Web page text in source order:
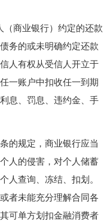
商业银行）约定的还款
务的或未明确约定还款
人有权从受信人开立于
一账户中扣收任一到期
息、罚息、违约金、手
规定，商业银行应当
人的侵害，对个人储蓄
人查询、冻结、扣划。
者未能充分理解合同各
可单方划扣金融消费者